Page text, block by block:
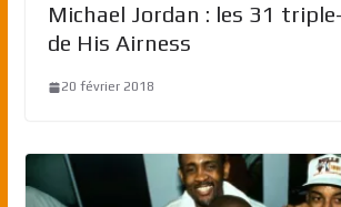
Michael Jordan : les 31
de His Airness
20 février 2018